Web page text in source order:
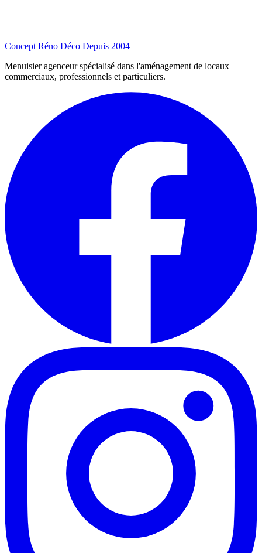
Concept Réno Déco Depuis 2004
Menuisier agenceur spécialisé dans l'aménagement de locaux
commerciaux, professionnels et particuliers.